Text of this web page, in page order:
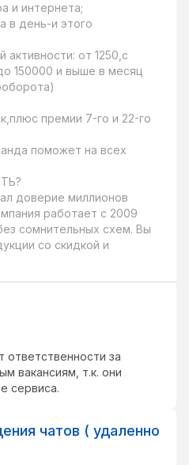
и интернета;
в день-и этого
от 1250,с
150000 и выше в месяц
премии 7-го и 22-го
поможет на всех
доверие миллионов
работает с 2009
сомнительных схем. Вы
со скидкой и
ответственности за
вакансиям, т.к. они
сервиса.
чатов ( удаленно